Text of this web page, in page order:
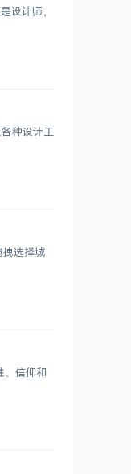
设计师，
种设计工
拽选择城
、信仰和